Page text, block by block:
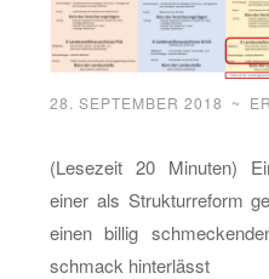
28. SEPTEMBER 2018 ~
(Le­se­zeit 20 Mi­nu­ten)
einer als Struk­tur­re­form
einen bil­lig
schmack hin­ter­lässt